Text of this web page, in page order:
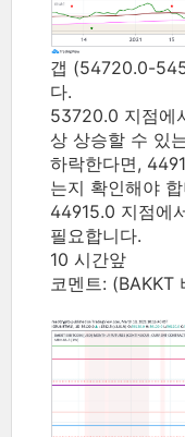
갭 (54720.0-
다.
53720.0 지점에
상 상승할 수 있
하락한다면,
는지 확인해야
44915.0 지점에
필요합니다.
10 시간앞
코멘트: (BAKKT